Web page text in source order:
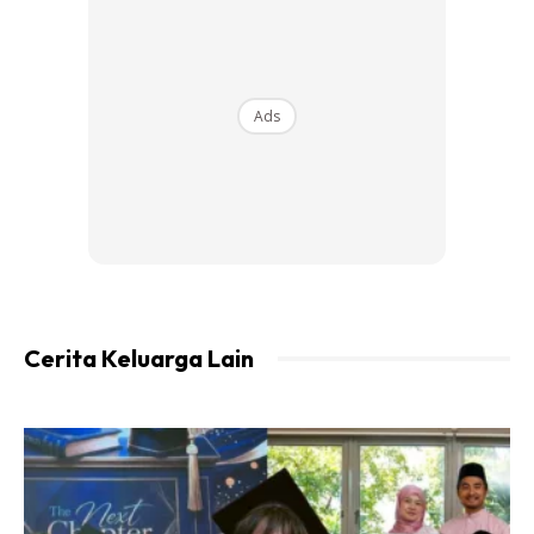
Ads
Cerita Keluarga Lain